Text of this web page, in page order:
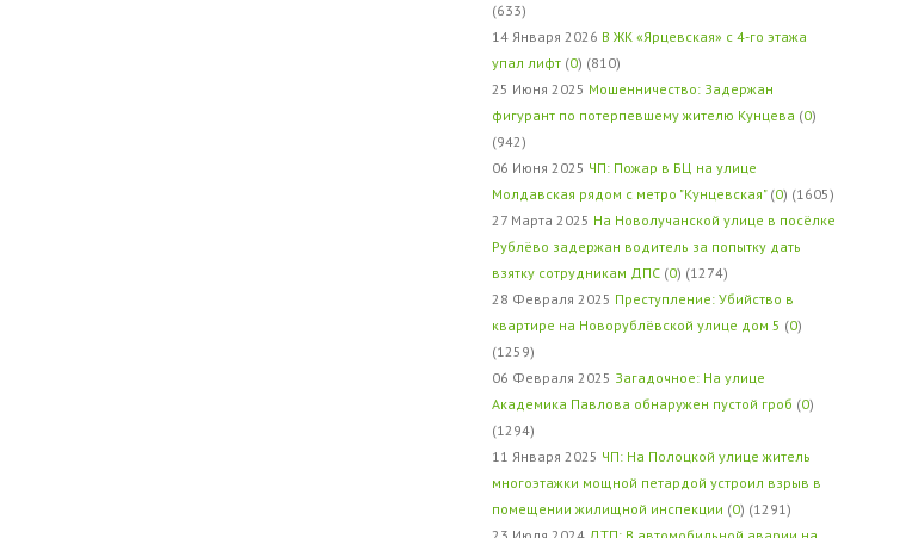
(633)
14 Января 2026 В ЖК «Ярцевская» с 4-го этажа
упал лифт (0) (810)
25 Июня 2025 Мошенничество: Задержан
фигурант по потерпевшему жителю Кунцева (0)
(942)
06 Июня 2025 ЧП: Пожар в БЦ на улице
Молдавская рядом с метро "Кунцевская" (0) (1605)
27 Марта 2025 На Новолучанской улице в посёлке
Рублёво задержан водитель за попытку дать
взятку сотрудникам ДПС (0) (1274)
28 Февраля 2025 Преступление: Убийство в
квартире на Новорублёвской улице дом 5 (0)
(1259)
06 Февраля 2025 Загадочное: На улице
Академика Павлова обнаружен пустой гроб (0)
(1294)
11 Января 2025 ЧП: На Полоцкой улице житель
многоэтажки мощной петардой устроил взрыв в
помещении жилищной инспекции (0) (1291)